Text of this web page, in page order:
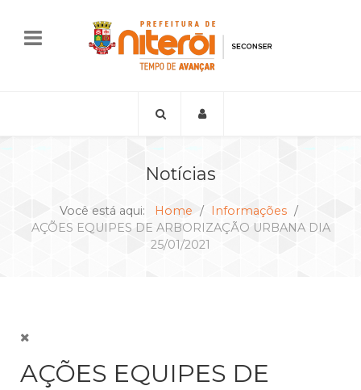
Notícias
Você está aqui: Home
Informações
AÇÕES EQUIPES DE ARBORIZAÇÃO URBANA DIA
25/01/2021
AÇÕES EQUIPES DE